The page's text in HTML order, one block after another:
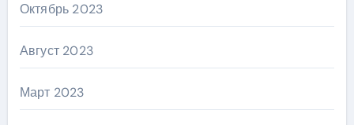
Октябрь 2023
Август 2023
Март 2023